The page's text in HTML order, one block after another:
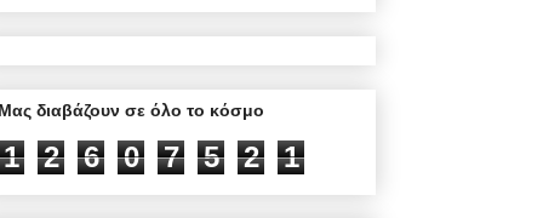
Μας διαβάζουν σε όλο το κόσμο
1 2 6 0 7 5 2 1